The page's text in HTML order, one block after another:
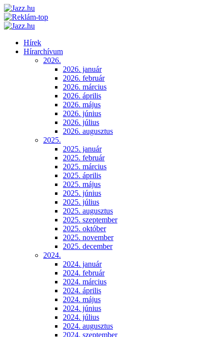
Hírek
Hírarchívum
2026.
2026. január
2026. február
2026. március
2026. április
2026. május
2026. június
2026. július
2026. augusztus
2025.
2025. január
2025. február
2025. március
2025. április
2025. május
2025. június
2025. július
2025. augusztus
2025. szeptember
2025. október
2025. november
2025. december
2024.
2024. január
2024. február
2024. március
2024. április
2024. május
2024. június
2024. július
2024. augusztus
2024. szeptember